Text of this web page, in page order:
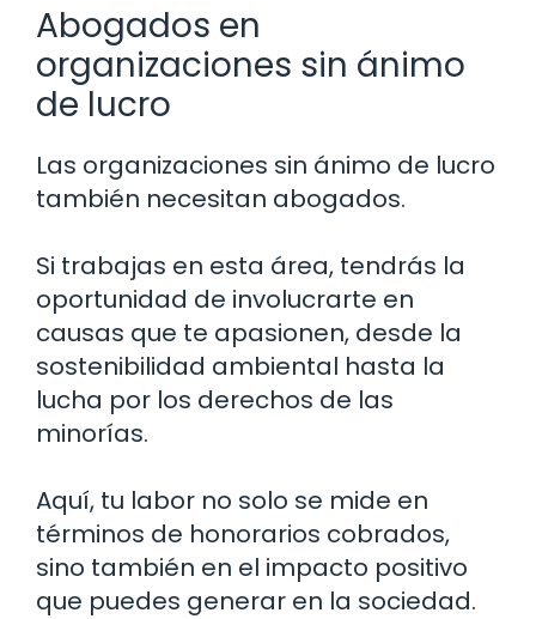
Abogados en
organizaciones sin ánimo
de lucro
Las organizaciones sin ánimo de lucro
también necesitan abogados.
Si trabajas en esta área, tendrás la
oportunidad de involucrarte en
causas que te apasionen, desde la
sostenibilidad ambiental hasta la
lucha por los derechos de las
minorías.
Aquí, tu labor no solo se mide en
términos de honorarios cobrados,
sino también en el impacto positivo
que puedes generar en la sociedad.